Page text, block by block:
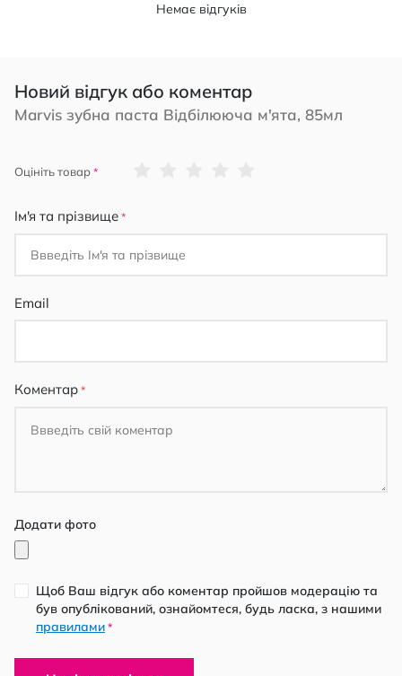
Немає відгуків
Новий відгук або коментар
Marvis зубна паста Відбілююча м'ята, 85мл
Оцініть товар
Ім'я та прізвище
Email
Коментар
Додати фото
Щоб Ваш відгук або коментар пройшов модерацію та
був опублікований, ознайомтеся, будь ласка, з нашими
правилами *